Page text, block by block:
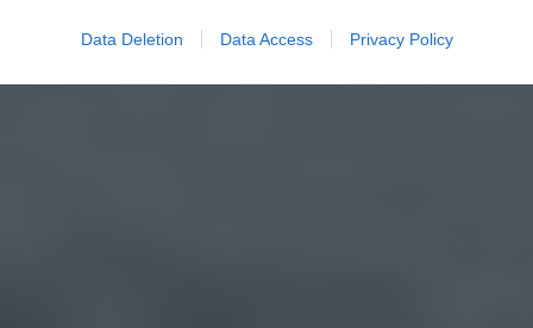
Data Deletion Data Access Privacy Policy